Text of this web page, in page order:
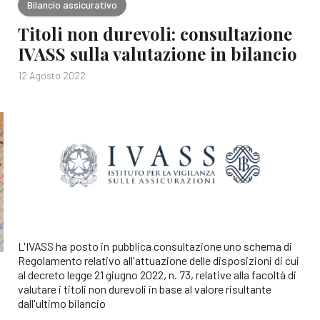
Bilancio assicurativo
Titoli non durevoli: consultazione
IVASS sulla valutazione in bilancio
12 Agosto 2022
L'IVASS ha posto in pubblica consultazione uno schema di
Regolamento relativo all'attuazione delle disposizioni di cui
al decreto legge 21 giugno 2022, n. 73, relative alla facoltà di
valutare i titoli non durevoli in base al valore risultante
dall'ultimo bilancio